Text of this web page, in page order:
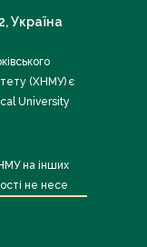
Україна
(ХНМУ) є
University
на інших
не несе